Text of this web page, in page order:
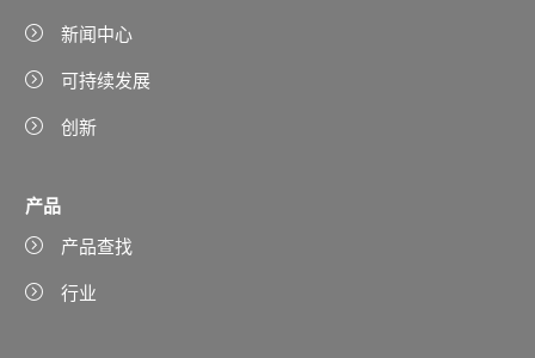
新闻中心
可持续发展
创新
产品
产品查找
行业